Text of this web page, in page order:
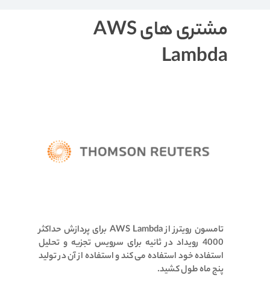
مشتری های AWS
Lambda
تامسون رویترز از AWS Lambda برای پردازش حداکثر
4000 رویداد در ثانیه برای سرویس تجزیه و تحلیل
استفاده خود استفاده می کند و استفاده از آن در تولید
پنج ماه طول کشید.